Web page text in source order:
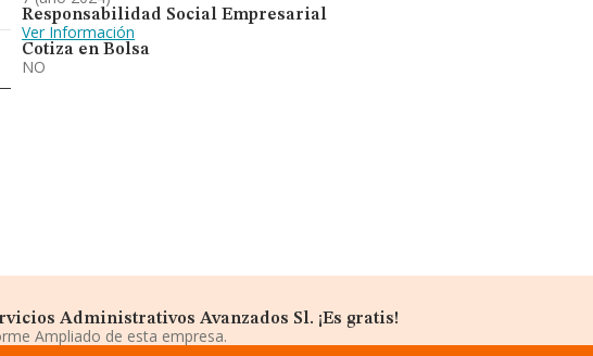
Responsabilidad Social Empresarial
Ver Información
Cotiza en Bolsa
NO
Administrativos Avanzados Sl. ¡Es gratis!
Ampliado de esta empresa.